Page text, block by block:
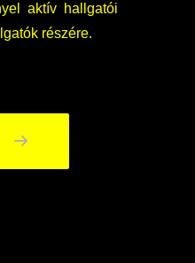
aktív hallgatói
részére.